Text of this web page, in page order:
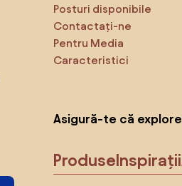
Posturi disponibile
Contactați-ne
Pentru Media
Caracteristici
Asigură-te că
ProduseInspirații